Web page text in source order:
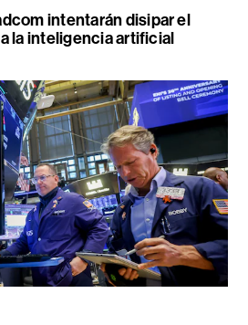
intentarán disipar el
la inteligencia artificial